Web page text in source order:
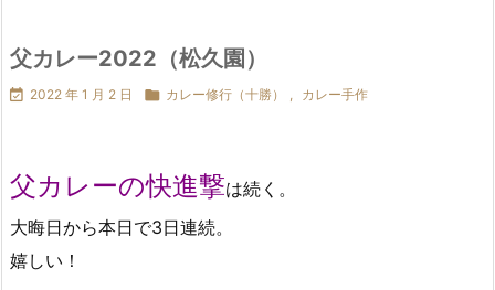
父カレー2022（松久園）
 2022 年 1 月 2 日  カレー修行（十勝） , カレー手作
父カレーの快進撃は続く。
大晦日から本日で3日連続。
嬉しい！